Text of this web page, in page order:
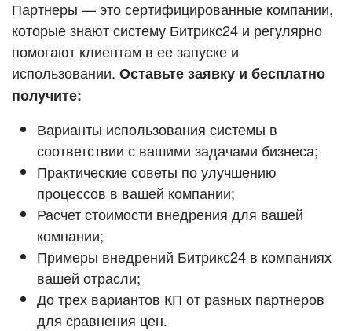
ВХОД
ВХОД
Смотреть видеокейсы
Партнеры — это сертифицированные компании,
которые знают систему Битрикс24 и регулярно
помогают клиентам в ее запуске и
использовании. Оставьте заявку и бесплатно
получите:
Варианты использования системы в
соответствии с вашими задачами бизнеса;
Практические советы по улучшению
процессов в вашей компании;
Расчет стоимости внедрения для вашей
компании;
Примеры внедрений Битрикс24 в компаниях
вашей отрасли;
До трех вариантов КП от разных партнеров
для сравнения цен.